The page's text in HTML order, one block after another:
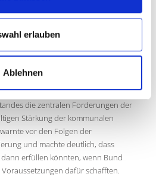
erlauben
Ablehnen
Nordrhein-Westfalen ist der
Thomas Kufen. Zu seinen
der Stadt Nettetal,
bekräftigten die
die zentralen Forderungen der
Stärkung der kommunalen
vor den Folgen der
und machte deutlich, dass
erfüllen könnten, wenn Bund
dafür schafften.